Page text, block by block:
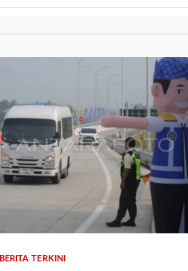
BERITA TERKINI